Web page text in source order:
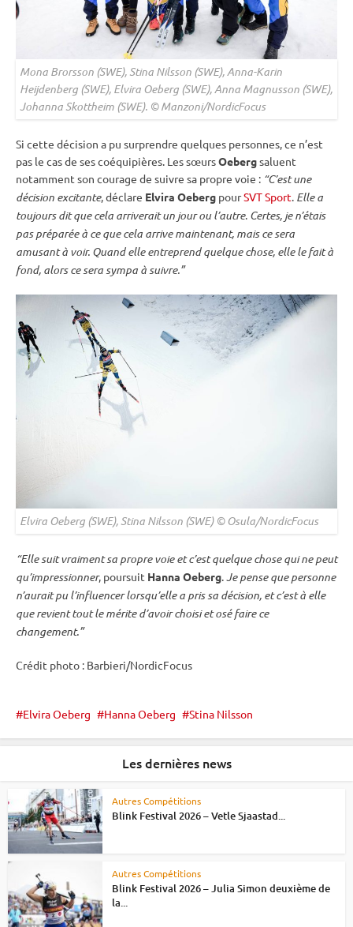
Mona Brorsson (SWE), Stina Nilsson (SWE), Anna-Karin
Heijdenberg (SWE), Elvira Oeberg (SWE), Anna Magnusson (SWE),
Johanna Skottheim (SWE). © Manzoni/NordicFocus
Si cette décision a pu surprendre quelques personnes, ce n’est
pas le cas de ses coéquipières. Les sœursOebergsaluent
notamment son courage de suivre sa propre voie : “C’est une
décision excitante, déclare Elvira Oeberg pourSVT Sport. Elle a
toujours dit que cela arriverait un jour ou l’autre. Certes, je n’étais
pas préparée à ce que cela arrive maintenant, mais ce sera
amusant à voir. Quand elle entreprend quelque chose, elle le fait à
fond, alors ce sera sympa à suivre.”
Elvira Oeberg (SWE), Stina Nilsson (SWE) © Osula/NordicFocus
“Elle suit vraiment sa propre voie et c’est quelque chose qui ne peut
qu’impressionner, poursuit Hanna Oeberg.Je pense que personne
n’aurait pu l’influencer lorsqu’elle a pris sa décision, et c’est à elle
que revient tout le mérite d’avoir choisi et osé faire ce
changement.”
Crédit photo : Barbieri/NordicFocus
Elvira Oeberg Hanna Oeberg Stina Nilsson
Les dernières news
Autres Compétitions
Blink Festival 2026 – Vetle Sjaastad...
Autres Compétitions
Blink Festival 2026 – Julia Simon deuxième de
la...